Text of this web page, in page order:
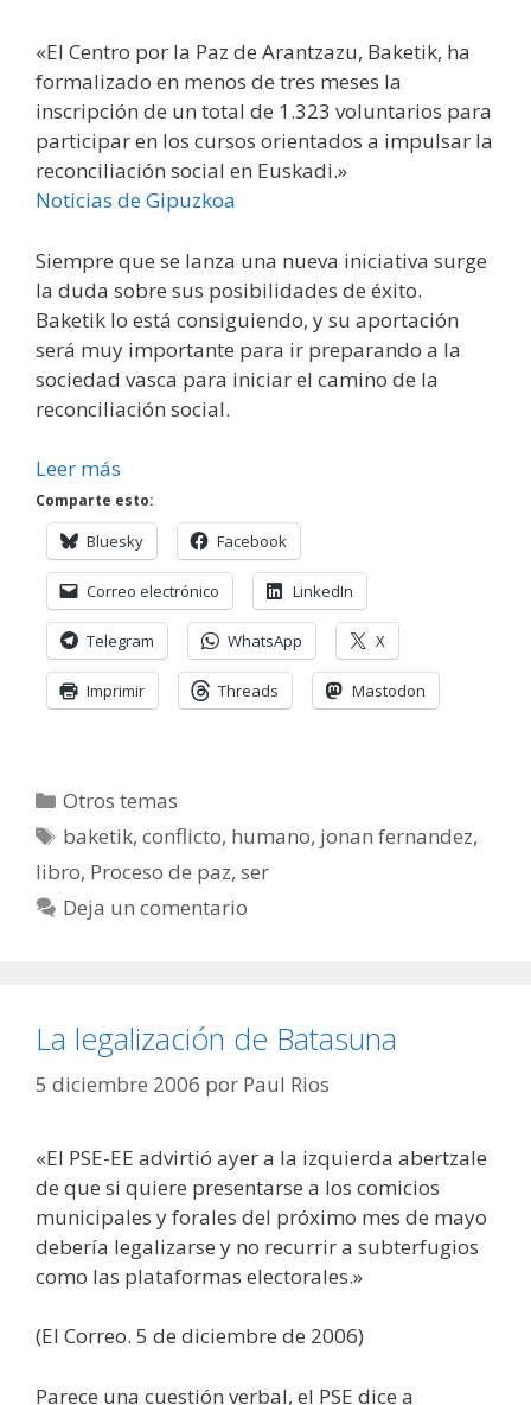
«El Centro por la Paz de Arantzazu, Baketik, ha
formalizado en menos de tres meses la
inscripción de un total de 1.323 voluntarios para
participar en los cursos orientados a impulsar la
reconciliación social en Euskadi.»
Noticias de Gipuzkoa
Siempre que se lanza una nueva iniciativa surge
la duda sobre sus posibilidades de éxito.
Baketik lo está consiguiendo, y su aportación
será muy importante para ir preparando a la
sociedad vasca para iniciar el camino de la
reconciliación social.
Leer más
Comparte esto:
Bluesky Facebook
Correo electrónico LinkedIn
Telegram WhatsApp X
Imprimir Threads Mastodon
Categorías
Otros temas
Etiquetas
baketik,conflicto, humano, jonan fernandez,
libro, Proceso de paz, ser
Deja un comentario
La legalización de Batasuna
5 diciembre 2006 por Paul Rios
«El PSE-EE advirtió ayer a la izquierda abertzale
de que si quiere presentarse a los comicios
municipales y forales del próximo mes de mayo
debería legalizarse y no recurrir a subterfugios
como las plataformas electorales.»
(El Correo. 5 de diciembre de 2006)
Parece una cuestión verbal, el PSE dice a